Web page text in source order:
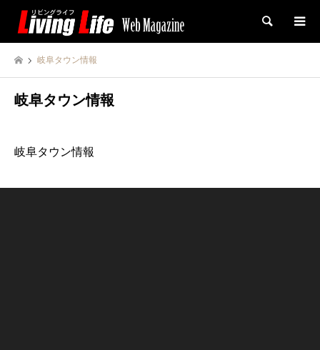
検索
岐阜タウン情報
岐阜タウン情報
岐阜タウン情報